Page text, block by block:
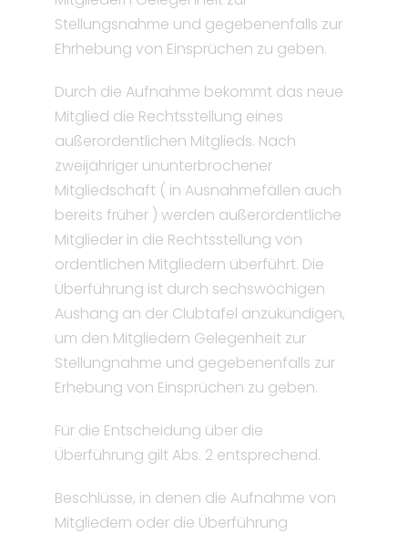
Stellungsnahme und gegebenenfalls zur
Ehrhebung von Einsprüchen zu geben.
Durch die Aufnahme bekommt das neue
Mitglied die Rechtsstellung eines
außerordentlichen Mitglieds. Nach
zweijähriger ununterbrochener
Mitgliedschaft ( in Ausnahmefällen auch
bereits früher ) werden außerordentliche
Mitglieder in die Rechtsstellung von
ordentlichen Mitgliedern überführt. Die
Überführung ist durch sechswöchigen
Aushang an der Clubtafel anzukündigen,
um den Mitgliedern Gelegenheit zur
Stellungnahme und gegebenenfalls zur
Erhebung von Einsprüchen zu geben.
Für die Entscheidung über die
Überführung gilt Abs. 2 entsprechend.
Beschlüsse, in denen die Aufnahme von
Mitgliedern oder die Überführung